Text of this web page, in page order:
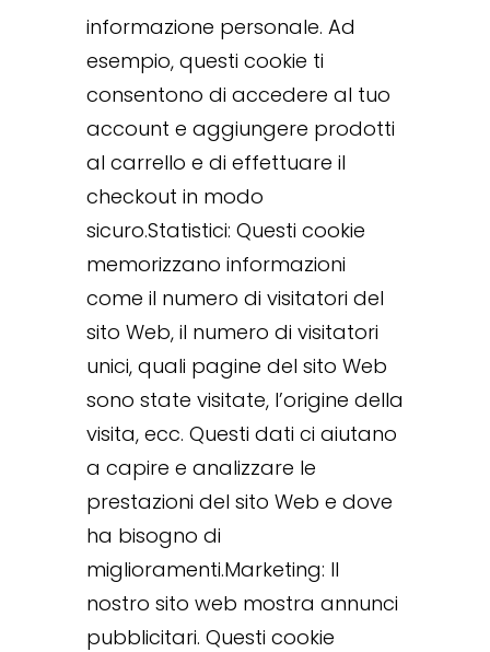
informazione personale. Ad
esempio, questi cookie ti
consentono di accedere al tuo
account e aggiungere prodotti
al carrello e di effettuare il
checkout in modo
sicuro.Statistici: Questi cookie
memorizzano informazioni
come il numero di visitatori del
sito Web, il numero di visitatori
unici, quali pagine del sito Web
sono state visitate, l’origine della
visita, ecc. Questi dati ci aiutano
a capire e analizzare le
prestazioni del sito Web e dove
ha bisogno di
miglioramenti.Marketing: Il
nostro sito web mostra annunci
pubblicitari. Questi cookie